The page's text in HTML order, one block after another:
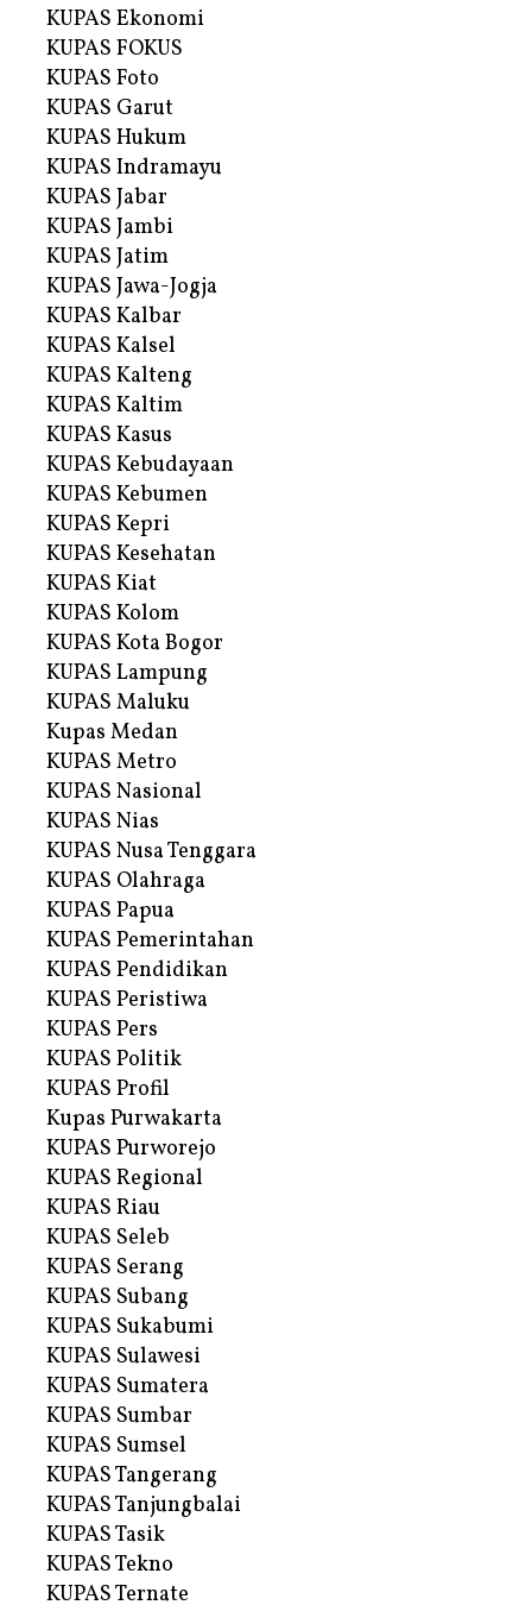
KUPAS Ekonomi
KUPAS FOKUS
KUPAS Foto
KUPAS Garut
KUPAS Hukum
KUPAS Indramayu
KUPAS Jabar
KUPAS Jambi
KUPAS Jatim
KUPAS Jawa-Jogja
KUPAS Kalbar
KUPAS Kalsel
KUPAS Kalteng
KUPAS Kaltim
KUPAS Kasus
KUPAS Kebudayaan
KUPAS Kebumen
KUPAS Kepri
KUPAS Kesehatan
KUPAS Kiat
KUPAS Kolom
KUPAS Kota Bogor
KUPAS Lampung
KUPAS Maluku
Kupas Medan
KUPAS Metro
KUPAS Nasional
KUPAS Nias
KUPAS Nusa Tenggara
KUPAS Olahraga
KUPAS Papua
KUPAS Pemerintahan
KUPAS Pendidikan
KUPAS Peristiwa
KUPAS Pers
KUPAS Politik
KUPAS Profil
Kupas Purwakarta
KUPAS Purworejo
KUPAS Regional
KUPAS Riau
KUPAS Seleb
KUPAS Serang
KUPAS Subang
KUPAS Sukabumi
KUPAS Sulawesi
KUPAS Sumatera
KUPAS Sumbar
KUPAS Sumsel
KUPAS Tangerang
KUPAS Tanjungbalai
KUPAS Tasik
KUPAS Tekno
KUPAS Ternate